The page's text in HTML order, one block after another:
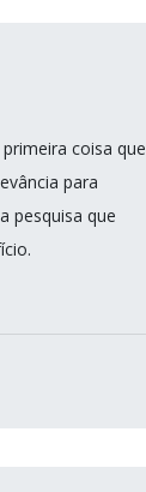
coisa que
para
pesquisa que